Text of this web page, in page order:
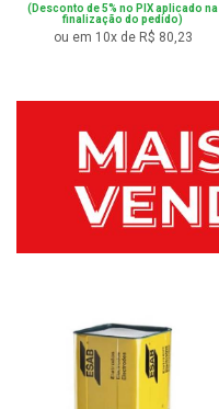
(Desconto de 5% no PIX aplicado na
finalização do pedido)
ou em 10x de R$ 80,23